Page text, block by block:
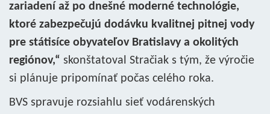
zariadení až po dnešné moderné technológie,
ktoré zabezpečujú dodávku kvalitnej pitnej vody
pre státisíce obyvateľov Bratislavy a okolitých
regiónov,“ skonštatoval Stračiak s tým, že výročie
si plánuje pripomínať počas celého roka.
BVS spravuje rozsiahlu sieť vodárenských